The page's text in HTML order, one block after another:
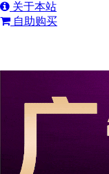
关于本站
自助购买